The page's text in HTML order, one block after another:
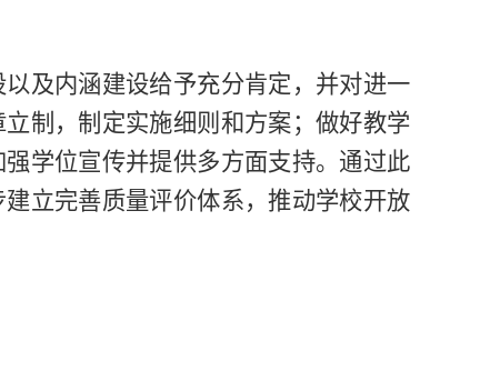
及内涵建设给予充分肯定，并对进一
制，制定实施细则和方案；做好教学
学位宣传并提供多方面支持。通过此
立完善质量评价体系，推动学校开放